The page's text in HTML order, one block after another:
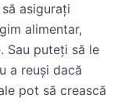
asigurați
alimentar,
Sau puteți să le
a reuși dacă
pot să crească